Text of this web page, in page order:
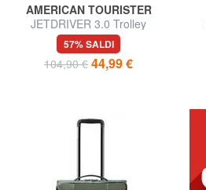
AMERICAN TOURISTER
JETDRIVER 3.0 Trolley
Bagaglio a Mano
57% SALDI
104,90 € 44,99 €